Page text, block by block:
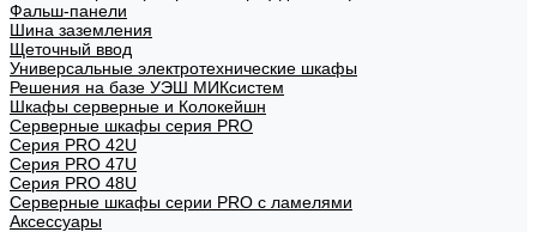
Фальш-панели
Шина заземления
Щеточный ввод
Универсальные электротехнические шкафы
Решения на базе УЭШ МИКсистем
Шкафы серверные и Колокейшн
Серверные шкафы серия PRO
Серия PRO 42U
Серия PRO 47U
Серия PRO 48U
Серверные шкафы серии PRO с ламелями
Аксессуары